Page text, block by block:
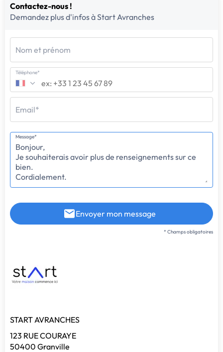
Contactez-nous !
Demandez plus d'infos à Start Avranches
Nom et prénom
Téléphone*
Email*
Message*
Envoyer mon message
* Champs obligatoires
START AVRANCHES
123 RUE COURAYE
50400 Granville